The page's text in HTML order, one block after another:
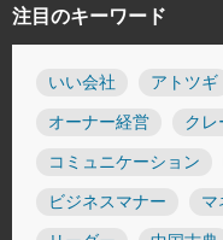
注目のキーワード
いい会社 アトツギ
オーナー経営 クレ
コミュニケーション
ビジネスマナー マ